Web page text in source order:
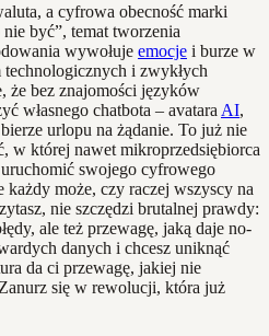
a cyfrowa obecność marki
być”, temat tworzenia
wywołuje emocje i burze w
i zwykłych
że bez znajomości języków
własnego chatbota – avatara AI,
urlopu na żądanie. To już nie
w której nawet mikroprzedsiębiorca
swojego cyfrowego
może, czy raczej wszyscy na
nie szczędzi brutalnej prawdy:
ale też przewagę, jaką daje no-
danych i chcesz uniknąć
da ci przewagę, jakiej nie
się w rewolucji, która już